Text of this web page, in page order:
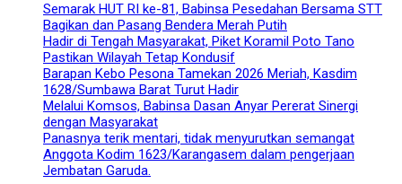
Semarak HUT RI ke-81, Babinsa Pesedahan Bersama STT
Bagikan dan Pasang Bendera Merah Putih
Hadir di Tengah Masyarakat, Piket Koramil Poto Tano
Pastikan Wilayah Tetap Kondusif
Barapan Kebo Pesona Tamekan 2026 Meriah, Kasdim
1628/Sumbawa Barat Turut Hadir
Melalui Komsos, Babinsa Dasan Anyar Pererat Sinergi
dengan Masyarakat
Panasnya terik mentari, tidak menyurutkan semangat
Anggota Kodim 1623/Karangasem dalam pengerjaan
Jembatan Garuda.